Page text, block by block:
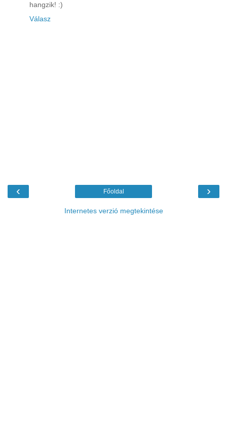
hangzik! :)
Válasz
‹ ›
Főoldal
Internetes verzió megtekintése